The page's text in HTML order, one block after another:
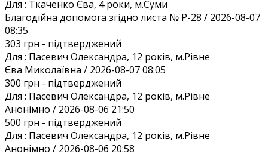
Для : Ткаченко Єва, 4 роки, м.Суми
Благодiйна допомога згiдно листа № Р-28 / 2026-08-07
08:35
303 грн - підтверджений
Для : Пасевич Олександра, 12 років, м.Рівне
Єва Миколаївна / 2026-08-07 08:05
300 грн - підтверджений
Для : Пасевич Олександра, 12 років, м.Рівне
Анонiмно / 2026-08-06 21:50
500 грн - підтверджений
Для : Пасевич Олександра, 12 років, м.Рівне
Анонiмно / 2026-08-06 20:58